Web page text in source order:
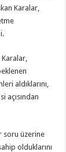
Karalar,
aldıklarını,
açısından
soru üzerine
olduklarını